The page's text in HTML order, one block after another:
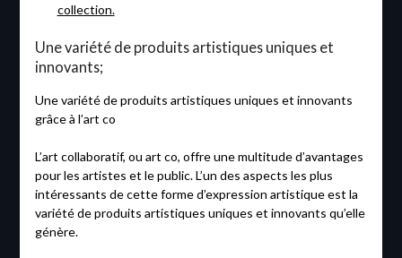
collection.
Une variété de produits artistiques uniques et
innovants;
Une variété de produits artistiques uniques et innovants
grâce à l’art co
L’art collaboratif, ou art co, offre une multitude d’avantages
pour les artistes et le public. L’un des aspects les plus
intéressants de cette forme d’expression artistique est la
variété de produits artistiques uniques et innovants qu’elle
génère.